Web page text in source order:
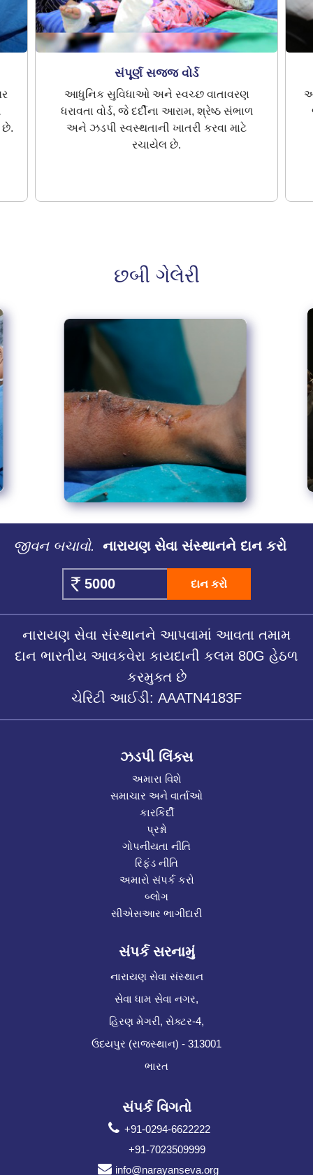
છે.
સંપૂર્ણ સજ્જ વોર્ડ
આધુનિક સુવિધાઓ અને સ્વચ્છ વાતાવરણ
ધરાવતા વોર્ડ, જે દર્દીના આરામ, શ્રેષ્ઠ સંભાળ
અને ઝડપી સ્વસ્થતાની ખાતરી કરવા માટે
રચાયેલ છે.
છબી ગેલેરી
જીવન બચાવો. નારાયણ સેવા સંસ્થાનને દાન કરો
દાન કરો
નારાયણ સેવા સંસ્થાનને આપવામાં આવતા તમામ
દાન ભારતીય આવકવેરા કાયદાની કલમ 80G હેઠળ
કરમુક્ત છે
ચેરિટી આઈડી: AAATN4183F
ઝડપી લિંક્સ
અમારા વિશે
સમાચાર અને વાર્તાઓ
કારકિર્દી
પ્રશ્નો
ગોપનીયતા નીતિ
રિફંડ નીતિ
અમારો સંપર્ક કરો
બ્લોગ
સીએસઆર ભાગીદારી
સંપર્ક સરનામું
નારાયણ સેવા સંસ્થાન
સેવા ધામ સેવા નગર,
હિરણ મેગરી, સેક્ટર-4,
ઉદયપુર (રાજસ્થાન) - 313001
ભારત
સંપર્ક વિગતો
+91-0294-6622222
+91-7023509999
info@narayanseva.org